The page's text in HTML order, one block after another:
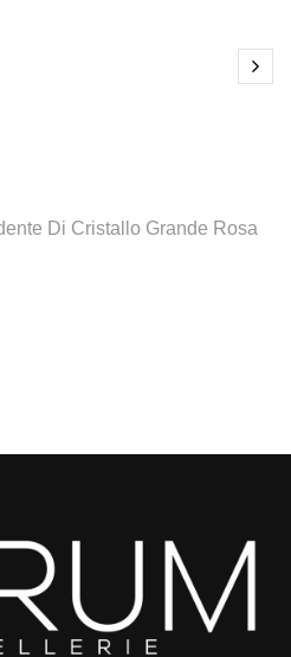
Di Cristallo Grande Rosa